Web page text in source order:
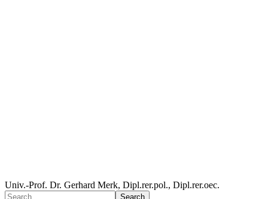
Univ.-Prof. Dr. Gerhard Merk, Dipl.rer.pol., Dipl.rer.oec.